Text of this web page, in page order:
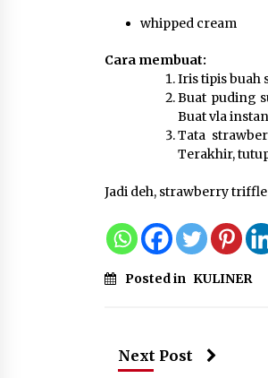
whipped cream
Cara membuat:
Iris tipis buah
Buat puding
Buat vla
Tata
Terakhir,
Jadi deh, strawberry
Posted in KULINER
Next Post